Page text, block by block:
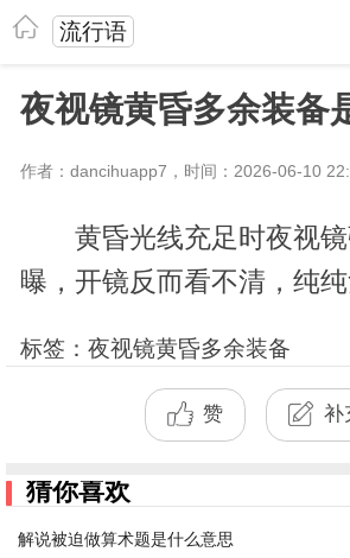
流行语
夜视镜黄昏多余装备
作者：dancihuapp7，时间：2026-06-10
黄昏光线充足时夜视镜
曝，开镜反而看不清，纯纯
标签：夜视镜黄昏多余装备
赞 补
猜你喜欢
解说被迫做算术题是什么意思